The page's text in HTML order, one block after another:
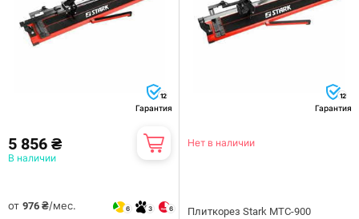
12
Гарантия
5 856 ₴
В наличии
от 976 ₴/мес. 6 3 6
12
Гарантия
Нет в наличии
Плиткорез Stark MTC-900